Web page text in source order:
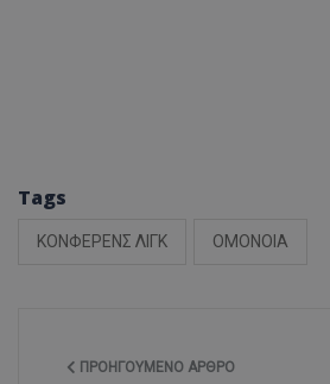
Tags
ΚΟΝΦΕΡΕΝΣ ΛΙΓΚ ΟΜΟΝΟΙΑ
ΠΡΟΗΓΟΎΜΕΝΟ ΆΡΘΡΟ